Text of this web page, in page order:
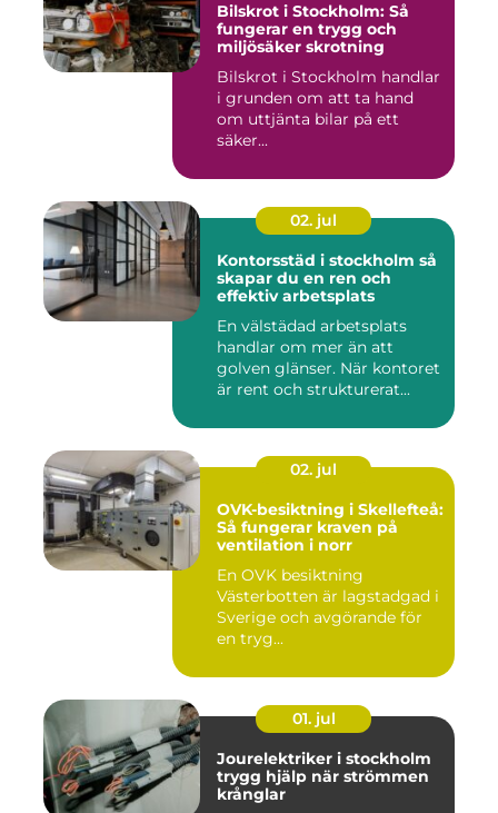
Bilskrot i Stockholm: Så
fungerar en trygg och
miljösäker skrotning
Bilskrot i Stockholm handlar
i grunden om att ta hand
om uttjänta bilar på ett
säker...
02. jul
Kontorsstäd i stockholm så
skapar du en ren och
effektiv arbetsplats
En välstädad arbetsplats
handlar om mer än att
golven glänser. När kontoret
är rent och strukturerat...
02. jul
OVK-besiktning i Skellefteå:
Så fungerar kraven på
ventilation i norr
En OVK besiktning
Västerbotten är lagstadgad i
Sverige och avgörande för
en tryg...
01. jul
Jourelektriker i stockholm
trygg hjälp när strömmen
krånglar